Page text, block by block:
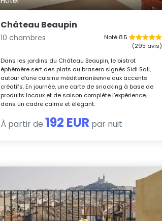
Château Beaupin
10 chambres
Noté 8.5
(295 avis)
Dans les jardins du Château Beaupin, le bistrot
éphémère sert des plats au brasero signés Sidi Sali,
autour d’une cuisine méditerranéenne aux accents
créatifs. En journée, une carte de snacking à base de
produits locaux et de saison complète l’expérience,
dans un cadre calme et élégant.
À partir de 192 EUR par nuit